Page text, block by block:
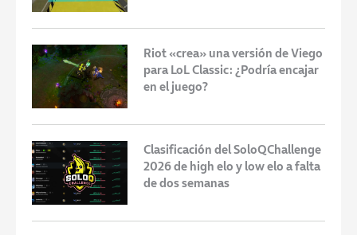
Riot «crea» una versión de Viego
para LoL Classic: ¿Podría encajar
en el juego?
Clasificación del SoloQChallenge
2026 de high elo y low elo a falta
de dos semanas